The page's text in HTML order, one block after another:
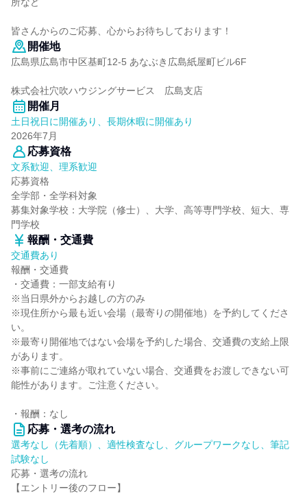
皆さんからのご応募、心からお待ちしております！
開催地
広島県広島市中区基町12-5 あなぶき広島紙屋町ビル6F
株式会社穴吹ハウジングサービス 広島支店
開催月
土日祝日に開催あり、長期休暇に開催あり
2026年7月
応募資格
文系歓迎、理系歓迎
応募資格
全学部・全学科対象
募集対象学校：大学院（修士）、大学、高等専門学校、短大、専
門学校
報酬・交通費
交通費あり
報酬・交通費
・交通費：一部支給有り
※当日県外からお越しの方のみ
※現住所から最も近い会場（最寄りの開催地）を予約してくださ
い。
※最寄り開催地ではない会場を予約した場合、交通費の支給上限
があります。
※事前にご連絡が取れていない場合、交通費をお渡しできない可
能性があります。ご注意ください。
・報酬：なし
応募・選考の流れ
選考なし（先着順）、適性検査なし、グループワークなし、筆記
試験なし
応募・選考の流れ
【エントリー後のフロー】